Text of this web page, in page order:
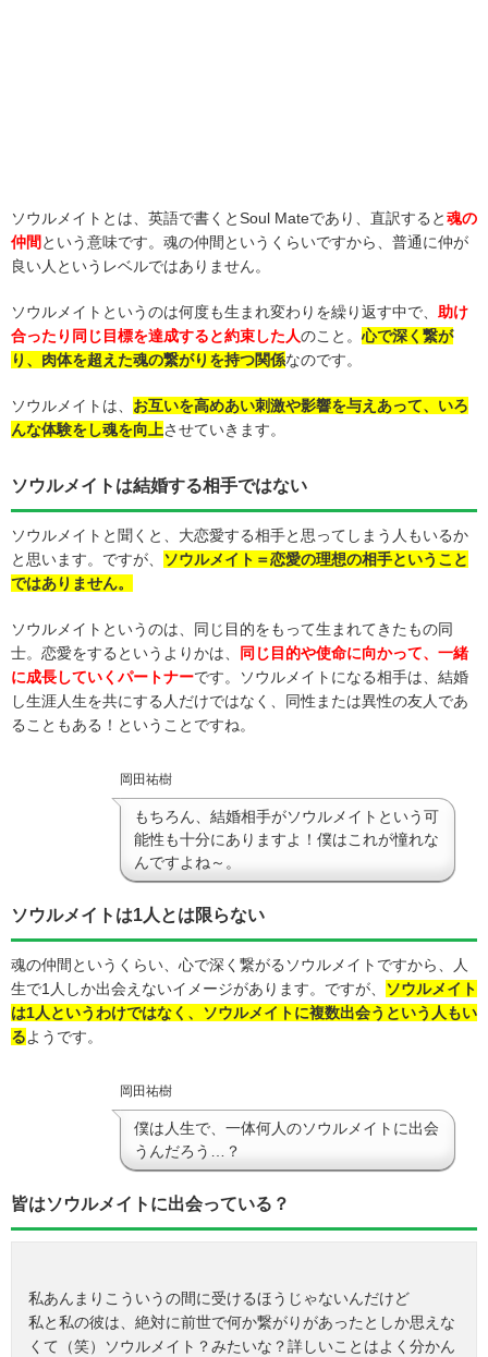
ソウルメイトとは、英語で書くとSoul Mateであり、直訳すると魂の
仲間 という意味です。魂の仲間というくらいですから、普通に仲が
良い人というレベルではありません。
ソウルメイトというのは何度も生まれ変わりを繰り返す中で、
助け
合ったり同じ目標を達成すると約束した人のこと。 心で深く繋が
り、肉体を超えた魂の繋がりを持つ関係なのです。
ソウルメイトは、 お互いを高めあい刺激や影響を与えあって、いろ
んな体験をし魂を向上させていきます。
ソウルメイトは結婚する相手ではない
ソウルメイトと聞くと、大恋愛する相手と思ってしまう人もいるか
と思います。ですが、
ソウルメイト＝恋愛の理想の相手ということ
ではありません。
ソウルメイトというのは、同じ目的をもって生まれてきたもの同
士。恋愛をするというよりかは、
同じ目的や使命に向かって、一緒
に成長していくパートナーです。ソウルメイトになる相手は、結婚
し生涯人生を共にする人だけではなく、同性または異性の友人であ
ることもある！ということですね。
岡田祐樹
もちろん、結婚相手がソウルメイトという可
能性も十分にありますよ！僕はこれが憧れな
んですよね～。
ソウルメイトは1人とは限らない
魂の仲間というくらい、心で深く繋がるソウルメイトですから、人
生で1人しか出会えないイメージがあります。ですが、
ソウルメイト
は1人というわけではなく、ソウルメイトに複数出会うという人もい
るようです。
岡田祐樹
僕は人生で、一体何人のソウルメイトに出会
うんだろう…？
皆はソウルメイトに出会っている？
私あんまりこういうの間に受けるほうじゃないんだけど
私と私の彼は、絶対に前世で何か繋がりがあったとしか思えな
くて（笑）ソウルメイト？みたいな？詳しいことはよく分かん